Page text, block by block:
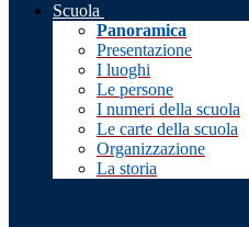
Scuola
Panoramica
Presentazione
I luoghi
Le persone
I numeri della scuola
Le carte della scuola
Organizzazione
La storia